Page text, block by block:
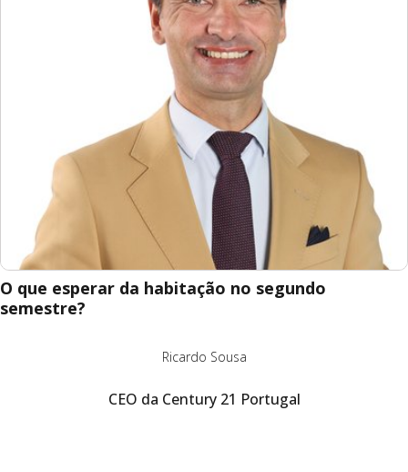
O que esperar da habitação no segundo
semestre?
Ricardo Sousa
CEO da Century 21 Portugal